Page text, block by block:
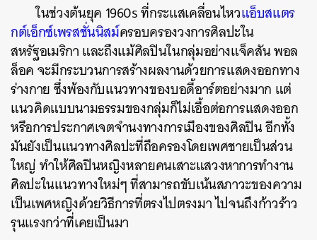
ในช่วงต้นยุค 1960s ที่กระแสเคลื่อนไหวแอ็บสแตร
กต์เอ็กซ์เพรสชั่นนิสม์ครอบครองวงการศิลปะใน
สหรัฐอเมริกา และถึงแม้ศิลปินในกลุ่มอย่างแจ็คสัน พอล
ล็อค จะมีกระบวนการสร้างผลงานด้วยการแสดงออกทาง
ร่างกาย ซึ่งพ้องกับแนวทางของบอดี้อาร์ตอย่างมาก แต่
แนวคิดแบบนามธรรมของกลุ่มก็ไม่เอื้อต่อการแสดงออก
หรือการประกาศเจตจำนงทางการเมืองของศิลปิน อีกทั้ง
มันยังเป็นแนวทางศิลปะที่ถือครองโดยเพศชายเป็นส่วน
ใหญ่ ทำให้ศิลปินหญิงหลายคนเสาะแสวงหาการทำงาน
ศิลปะในแนวทางใหม่ๆ ที่สามารถขับเน้นสภาวะของความ
เป็นเพศหญิงด้วยวิธีการที่ตรงไปตรงมา ไปจนถึงก้าวร้าว
รุนแรงกว่าที่เคยเป็นมา